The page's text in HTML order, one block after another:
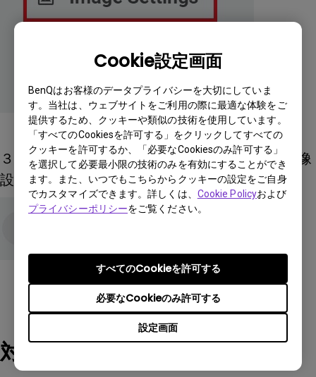
Cookie設定画面
BenQはお客様のデータプライバシーを大切にしていま
す。当社は、ウェブサイトをご利用の際に最適な体験をご
提供するため、クッキーや類似の技術を使用しています。
「すべてのCookiesを許可する」をクリックしてすべての
クッキーを許可するか、「必要なCookiesのみ許可する」
を選択して必要最小限の技術のみを有効にすることができ
ます。また、いつでもこちらからクッキーの設定をご自身
でカスタマイズできます。詳しくは、 Cookie Policyおよび
プライバシーポリシーをご覧ください。
設定画面
必要なCookieのみ許可する
すべてのCookieを許可する
３．【設定をリセットする】をクリックして画像
設定をリセットする。
対象製品